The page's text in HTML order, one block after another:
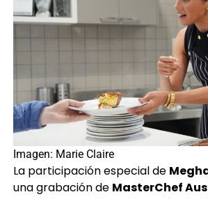
Imagen: Marie Claire
La participación especial de
una grabación de MasterChef